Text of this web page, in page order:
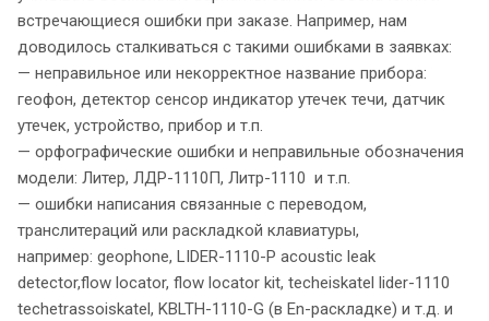
встречающиеся ошибки при заказе. Например, нам
доводилось сталкиваться с такими ошибками в заявках:
— неправильное или некорректное название прибора:
геофон, детектор сенсор индикатор утечек течи, датчик
утечек, устройство, прибор и т.п.
— орфографические ошибки и неправильные обозначения
модели: Литер, ЛДР-1110П, Литр-1110 и т.п.
— ошибки написания связанные с переводом,
транслитераций или раскладкой клавиатуры,
например: geophone, LIDER-1110-P acoustic leak
detector,flow locator, flow locator kit, techeiskatel lider-1110
techetrassoiskatel, KBLTH-1110-G (в En-раскладке) и т.д. и